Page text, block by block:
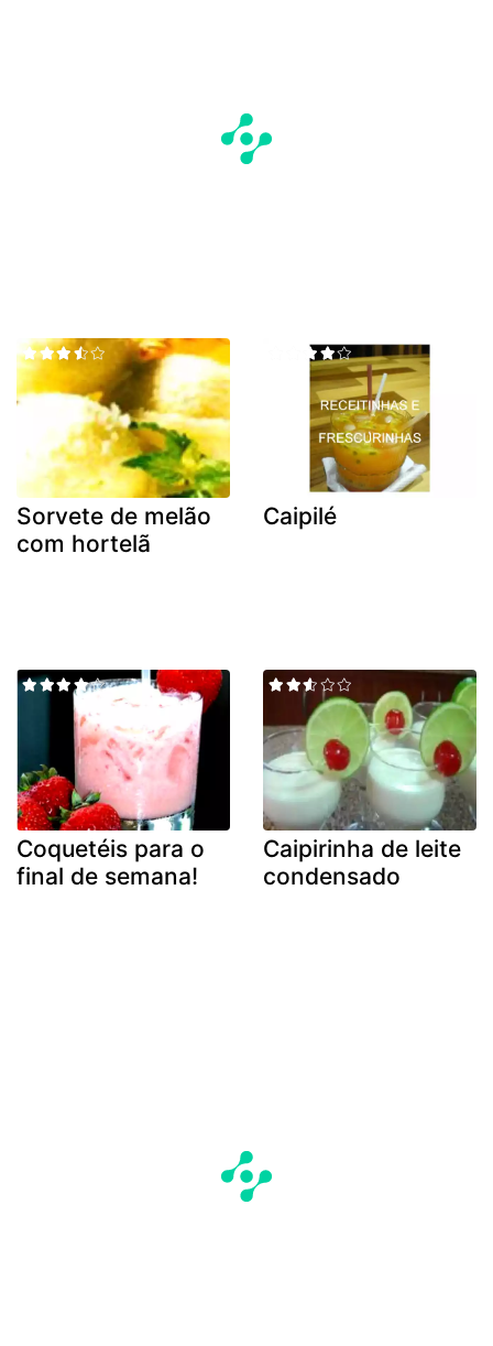
Sorvete de melão
com hortelã
Caipilé
Coquetéis para o
final de semana!
Caipirinha de leite
condensado